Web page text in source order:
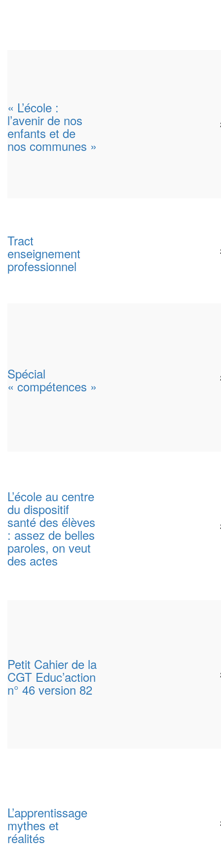
« L’école :
l’avenir de nos
enfants et de
nos communes »
Tract
enseignement
professionnel
Spécial
« compétences »
L’école au centre
du dispositif
santé des élèves
: assez de belles
paroles, on veut
des actes
Petit Cahier de la
CGT Educ’action
n° 46 version 82
L’apprentissage
mythes et
réalités